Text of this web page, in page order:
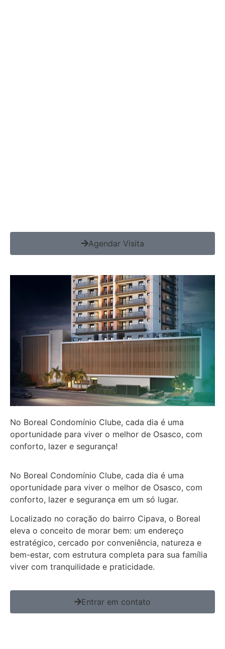
Agendar Visita
No Boreal Condomínio Clube, cada dia é uma
oportunidade para viver o melhor de Osasco, com
conforto, lazer e segurança!
No Boreal Condomínio Clube, cada dia é uma
oportunidade para viver o melhor de Osasco, com
conforto, lazer e segurança em um só lugar.
Localizado no coração do bairro Cipava, o Boreal
eleva o conceito de morar bem: um endereço
estratégico, cercado por conveniência, natureza e
bem-estar, com estrutura completa para sua família
viver com tranquilidade e praticidade.
Entrar em contato